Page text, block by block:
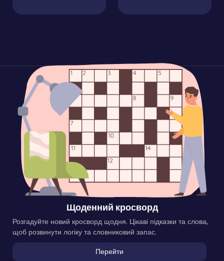
Щоденний кросворд
Розгадуйте новий кросворд щодня. Цікаві підказки та слова,
щоб розвинути логіку та словниковий запас.
Перейти